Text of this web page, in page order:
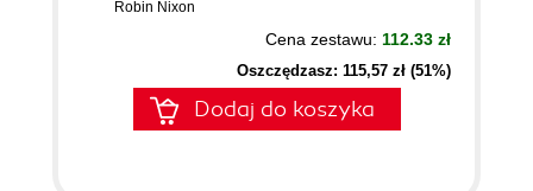
Robin Nixon
Cena zestawu: 112.33 zł
Oszczędzasz: 115,57 zł (51%)
Dodaj do koszyka